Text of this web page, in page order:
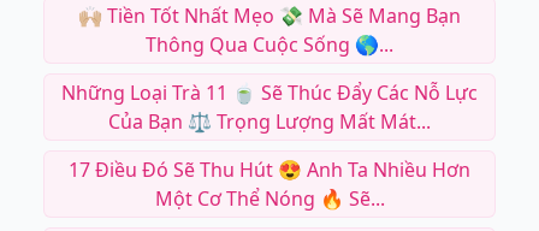
🙌🏼 Tiền Tốt Nhất Mẹo 💸 Mà Sẽ Mang Bạn
Thông Qua Cuộc Sống 🌎...
Những Loại Trà 11 🍵 Sẽ Thúc Đẩy Các Nỗ Lực
Của Bạn ⚖️ Trọng Lượng Mất Mát...
17 Điều Đó Sẽ Thu Hút 😍 Anh Ta Nhiều Hơn
Một Cơ Thể Nóng 🔥 Sẽ...